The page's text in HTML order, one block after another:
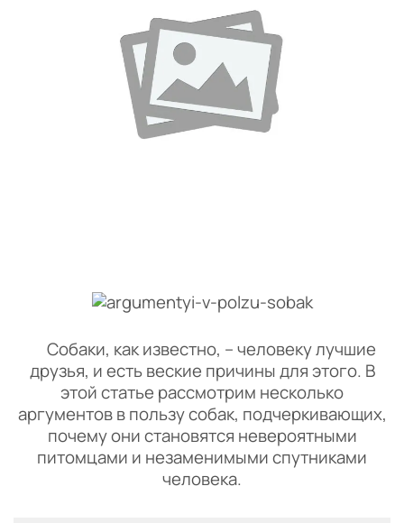
Собаки, как известно, – человеку лучшие
друзья, и есть веские причины для этого. В
этой статье рассмотрим несколько
аргументов в пользу собак, подчеркивающих,
почему они становятся невероятными
питомцами и незаменимыми спутниками
человека.